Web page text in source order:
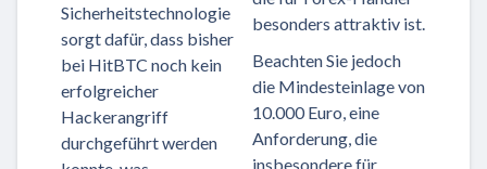
Sicherheitstechnologie
sorgt dafür, dass bisher
bei HitBTC noch kein
erfolgreicher
Hackerangriff
durchgeführt werden
besonders attraktiv ist.
Beachten Sie jedoch
die Mindesteinlage von
10.000 Euro, eine
Anforderung, die
insbesondere für